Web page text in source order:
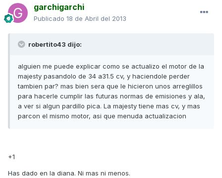
garchigarchi
Publicado 18 de Abril del 2013
robertito43 dijo:
alguien me puede explicar como se actualizo el motor de la
majesty pasandolo de 34 a31.5 cv, y haciendole perder
tambien par? mas bien sera que le hicieron unos arreglillos
para hacerle cumplir las futuras normas de emisiones y ala,
a ver si algun pardillo pica. La majesty tiene mas cv, y mas
parcon el mismo motor, asi que menuda actualizacion
+1
Has dado en la diana. Ni mas ni menos.